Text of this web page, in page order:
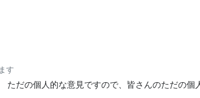
す
ただの個人的な意見ですので、皆さんのただの個